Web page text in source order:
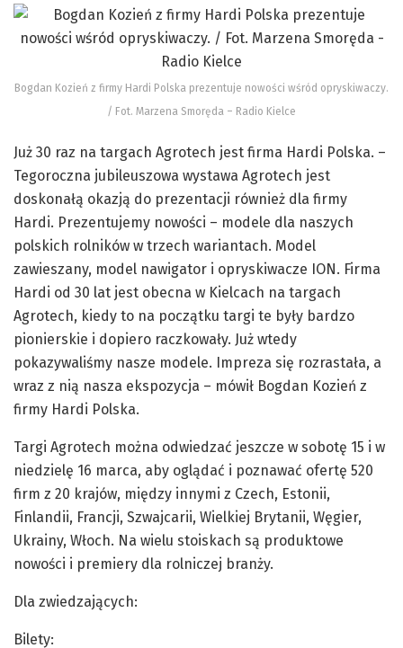
Bogdan Kozień z firmy Hardi Polska prezentuje nowości wśród opryskiwaczy.
/ Fot. Marzena Smoręda – Radio Kielce
Już 30 raz na targach Agrotech jest firma Hardi Polska. –
Tegoroczna jubileuszowa wystawa Agrotech jest
doskonałą okazją do prezentacji również dla firmy
Hardi. Prezentujemy nowości – modele dla naszych
polskich rolników w trzech wariantach. Model
zawieszany, model nawigator i opryskiwacze ION. Firma
Hardi od 30 lat jest obecna w Kielcach na targach
Agrotech, kiedy to na początku targi te były bardzo
pionierskie i dopiero raczkowały. Już wtedy
pokazywaliśmy nasze modele. Impreza się rozrastała, a
wraz z nią nasza ekspozycja – mówił Bogdan Kozień z
firmy Hardi Polska.
Targi Agrotech można odwiedzać jeszcze w sobotę 15 i w
niedzielę 16 marca, aby oglądać i poznawać ofertę 520
firm z 20 krajów, między innymi z Czech, Estonii,
Finlandii, Francji, Szwajcarii, Wielkiej Brytanii, Węgier,
Ukrainy, Włoch. Na wielu stoiskach są produktowe
nowości i premiery dla rolniczej branży.
Dla zwiedzających:
Bilety: